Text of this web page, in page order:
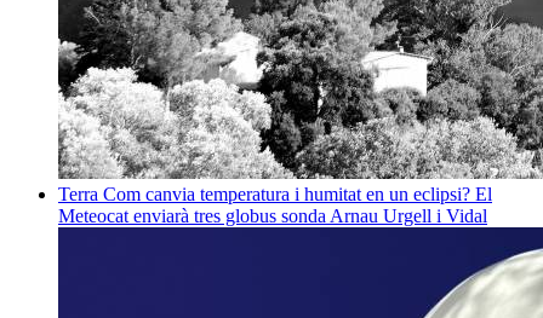
Terra Com canvia temperatura i humitat en un eclipsi? El
Meteocat enviarà tres globus sonda Arnau Urgell i Vidal